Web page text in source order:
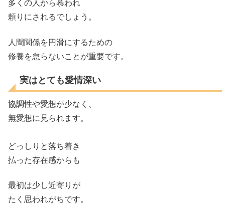
多くの人から慕われ
頼りにされるでしょう。
人間関係を円滑にするための
修養を怠らないことが重要です。
実はとても愛情深い
協調性や愛想が少なく、
無愛想に見られます。
どっしりと落ち着き
払った存在感からも
最初は少し近寄りが
たく思われがちです。